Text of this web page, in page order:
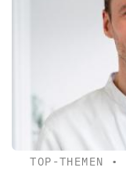
TOP-THEMEN •